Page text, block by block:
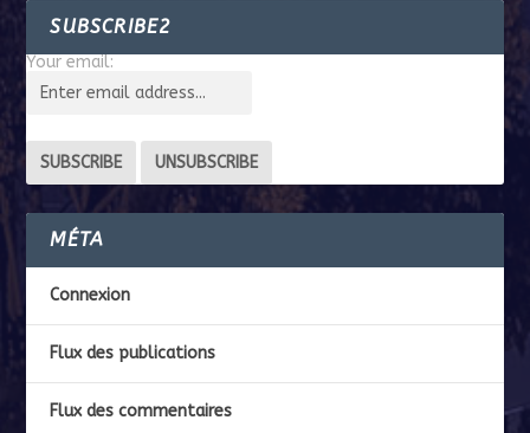
SUBSCRIBE2
Your email:
MÉTA
Connexion
Flux des publications
Flux des commentaires